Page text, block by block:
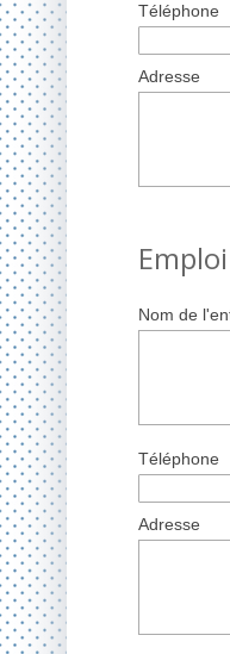
Téléphone
Adresse
Nom de
Téléphone
Adresse